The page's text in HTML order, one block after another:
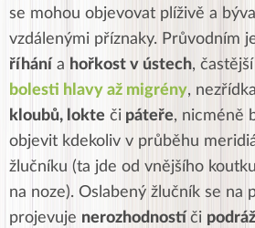
se mohou objevovat plíživě a
vzdálenými příznaky. Průvodním
říhání a hořkost v ústech, častější
bolesti hlavy až migrény,
kloubů, lokte či páteře, nicméně
objevit kdekoliv v průběhu
žlučníku (ta jde od vnějšího
na noze). Oslabený žlučník se na
projevuje nerozhodností či